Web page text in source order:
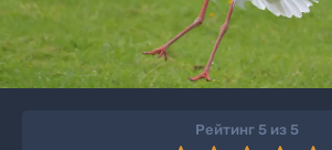
Рейтинг 5 из 5